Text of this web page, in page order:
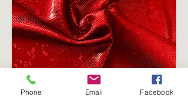
Phone Email Facebook